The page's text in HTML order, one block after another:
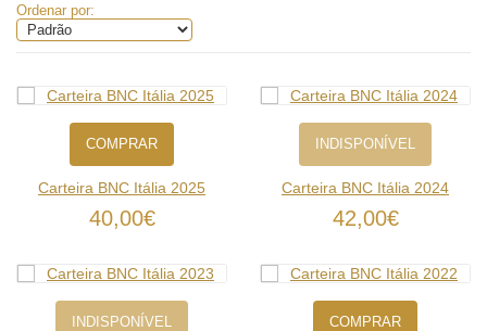
Ordenar por:
COMPRAR
Carteira BNC Itália 2025
40,00€
INDISPONÍVEL
Carteira BNC Itália 2024
42,00€
INDISPONÍVEL COMPRAR